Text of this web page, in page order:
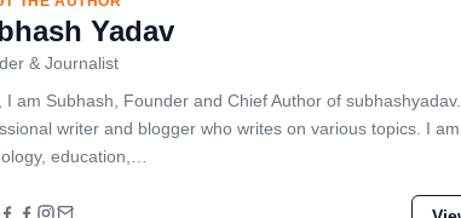
Yadav
& Journalist
I am Subhash, Founder and Chief Author of
writer and blogger who writes on various topics. I
education,…